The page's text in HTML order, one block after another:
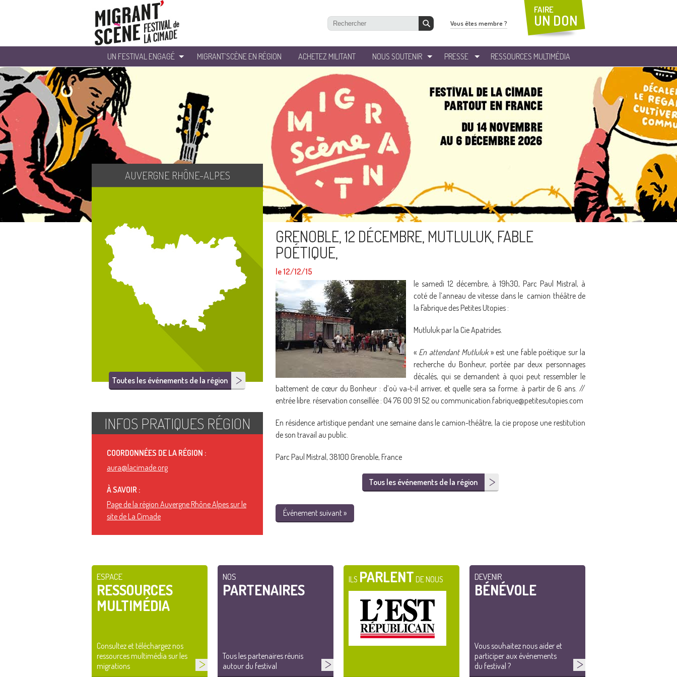
UN FESTIVAL ENGAGÉ MIGRANT’SCÈNE EN RÉGION ACHETEZ MILITANT NOUS SOUTENIR PRESSE RESSOURCES MULTIMÉDIA
Vous êtes membre ?
FAIRE
UN DON
GRENOBLE, 12 DÉCEMBRE, MUTLULUK, FABLE
POÉTIQUE,
le 12/12/15
le samedi 12 décembre, à 19h30, Parc Paul Mistral, à
coté de l’anneau de vitesse dans le camion théâtre de
la Fabrique des Petites Utopies :
Mutluluk par la Cie Apatrides.
« En attendant Mutluluk» est une fable poétique sur la
recherche du Bonheur, portée par deux personnages
décalés, qui se demandent à quoi peut ressembler le
battement de cœur du Bonheur : d’où va-t-il arriver, et quelle sera sa forme. à partir de 6 ans. //
entrée libre. réservation conseillée : 04 76 00 91 52 ou communication.fabrique@petitesutopies.com
En résidence artistique pendant une semaine dans le camion-théâtre, la cie propose une restitution
de son travail au public.
Parc Paul Mistral, 38100 Grenoble, France
Tous les événements de la région
Événement suivant »
AUVERGNE RHÔNE-ALPES
Toutes les événements de la région
INFOS PRATIQUES RÉGION
COORDONNÉES DE LA RÉGION :
aura@lacimade.org
À SAVOIR :
Page de la région Auvergne Rhône Alpes sur le
site de La Cimade
ESPACE
RESSOURCES
MULTIMÉDIA
Consultez et téléchargez nos
ressources multimédia sur les
migrations
NOS
PARTENAIRES
Tous les partenaires réunis
autour du festival
ILS PARLENT DE NOUS DEVENIR
BÉNÉVOLE
Vous souhaitez nous aider et
participer aux événements
du festival ?